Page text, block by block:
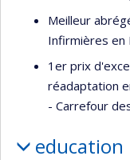
Meilleur
Infirmières en
1er prix
réadaptation
- Carrefour
education